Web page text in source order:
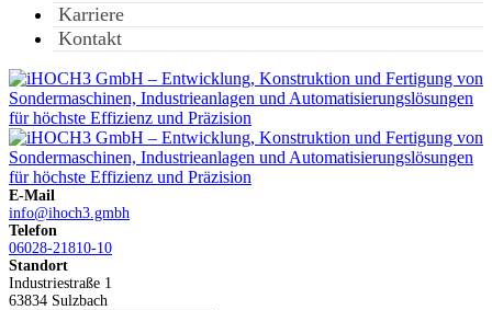
Karriere
Kontakt
E-Mail
info@ihoch3.gmbh
Telefon
06028-21810-10
Standort
Industriestraße 1
63834 Sulzbach